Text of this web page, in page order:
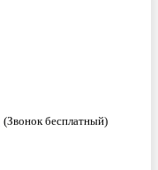
(Звонок бесплатный)